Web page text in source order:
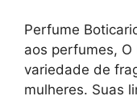
Perfume
aos perfumes,
variedade de
mulheres. Suas